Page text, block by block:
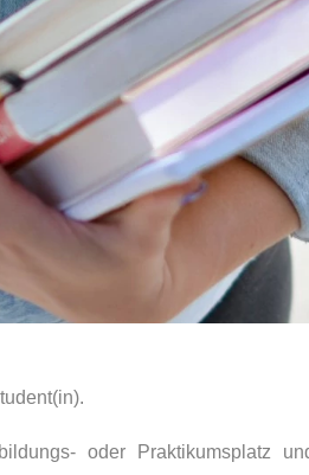
oder Praktikumsplatz